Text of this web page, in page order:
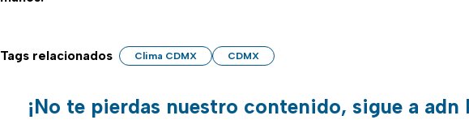
Tags relacionados Clima CDMX CDMX
¡No te pierdas nuestro contenido, sigue a adn